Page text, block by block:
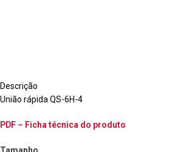
Descrição
União rápida QS-6H-4
PDF – Ficha técnica do produto